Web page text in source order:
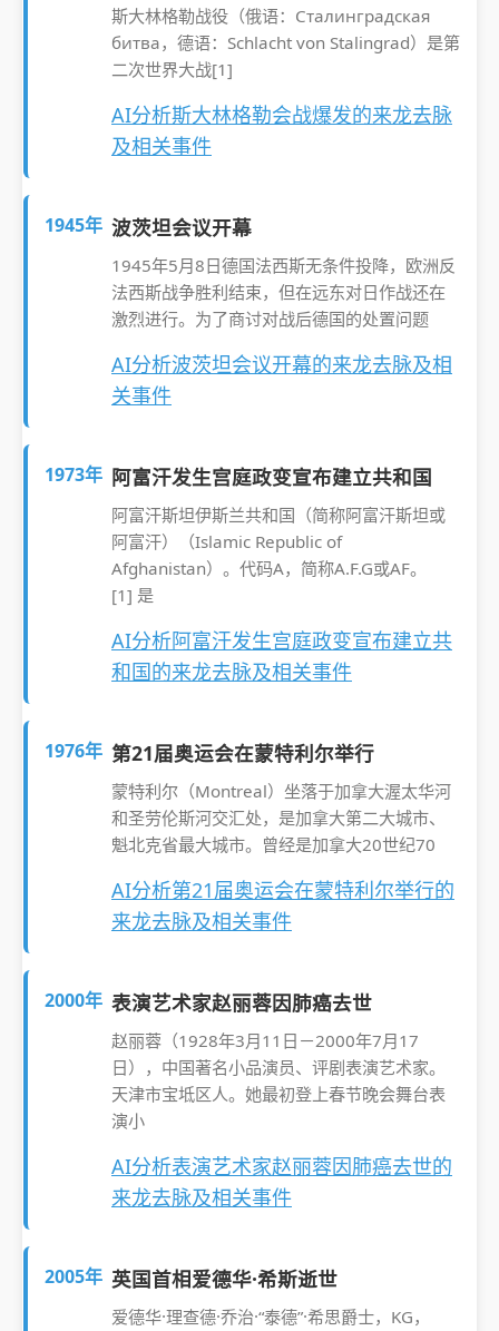
斯大林格勒战役（俄语：Сталинградская
битва，德语：Schlacht von Stalingrad）是第
二次世界大战[1]
AI分析斯大林格勒会战爆发的来龙去脉
及相关事件
1945年 波茨坦会议开幕
1945年5月8日德国法西斯无条件投降，欧洲反
法西斯战争胜利结束，但在远东对日作战还在
激烈进行。为了商讨对战后德国的处置问题
AI分析波茨坦会议开幕的来龙去脉及相
关事件
1973年 阿富汗发生宫庭政变宣布建立共和国
阿富汗斯坦伊斯兰共和国（简称阿富汗斯坦或
阿富汗）（Islamic Republic of
Afghanistan）。代码A，简称A.F.G或AF。
[1] 是
AI分析阿富汗发生宫庭政变宣布建立共
和国的来龙去脉及相关事件
1976年 第21届奥运会在蒙特利尔举行
蒙特利尔（Montreal）坐落于加拿大渥太华河
和圣劳伦斯河交汇处，是加拿大第二大城市、
魁北克省最大城市。曾经是加拿大20世纪70
AI分析第21届奥运会在蒙特利尔举行的
来龙去脉及相关事件
2000年 表演艺术家赵丽蓉因肺癌去世
赵丽蓉（1928年3月11日－2000年7月17
日），中国著名小品演员、评剧表演艺术家。
天津市宝坻区人。她最初登上春节晚会舞台表
演小
AI分析表演艺术家赵丽蓉因肺癌去世的
来龙去脉及相关事件
2005年 英国首相爱德华·希斯逝世
爱德华·理查德·乔治·“泰德”·希思爵士，KG，